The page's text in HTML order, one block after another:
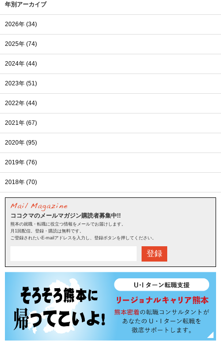
年別アーカイブ
2026年 (34)
2025年 (74)
2024年 (44)
2023年 (51)
2022年 (44)
2021年 (67)
2020年 (95)
2019年 (76)
2018年 (70)
ココクマのメールマガジン購読者募集中!!
熊本の就職・転職に役立つ情報をメールでお届けします。
月1回配信。登録・購読は無料です。
ご登録されたいE-mailアドレスを入力し、登録ボタンを押してください。
登録